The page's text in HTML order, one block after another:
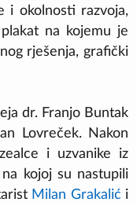
i okolnosti razvoja,
na kojemu je
rješenja, grafički
dr. Franjo Buntak
Lovreček. Nakon
i uzvanike iz
kojoj su nastupili
Milan Grakalić i